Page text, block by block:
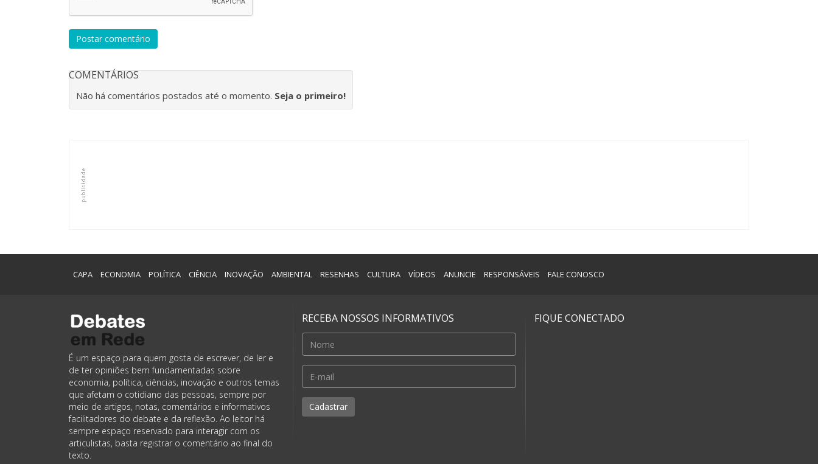
Postar comentário
COMENTÁRIOS
Não há comentários postados até o momento. Seja o primeiro!
CAPA ECONOMIA POLÍTICA CIÊNCIA INOVAÇÃO AMBIENTAL RESENHAS CULTURA VÍDEOS ANUNCIE RESPONSÁVEIS FALE CONOSCO
É um espaço para quem gosta de escrever, de ler e
de ter opiniões bem fundamentadas sobre
economia, política, ciências, inovação e outros temas
que afetam o cotidiano das pessoas, sempre por
meio de artigos, notas, comentários e informativos
facilitadores do debate e da reflexão. Ao leitor há
sempre espaço reservado para interagir com os
articulistas, basta registrar o comentário ao final do
texto.
RECEBA NOSSOS INFORMATIVOS
Cadastrar
FIQUE CONECTADO